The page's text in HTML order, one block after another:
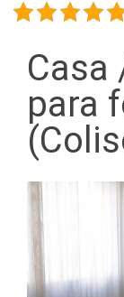
Casa
para